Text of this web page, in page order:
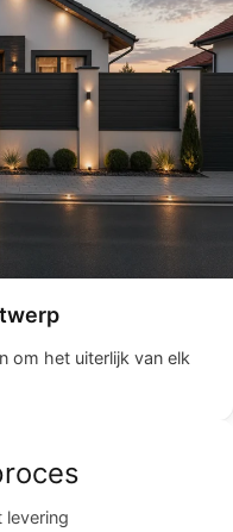
om het uiterlijk van elk
levering